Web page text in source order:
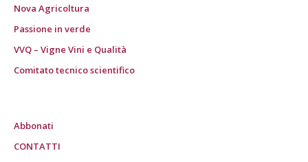
Nova Agricoltura
Passione in verde
VVQ – Vigne Vini e Qualità
Comitato tecnico scientifico
Abbonati
CONTATTI